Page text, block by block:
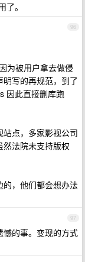
。
96
为被用户拿去做侵
写的再规范，到了
因此直接删库跑
点，多家影视公司
法院未支持版权
的，他们都会想办法
97
憾的事。变现的方式